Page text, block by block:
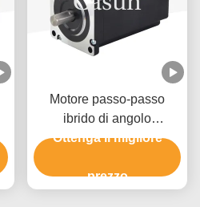
Motore passo-passo
ibrido di angolo
4000mN.M 60x60x98 di
di automazione
Ottenga il migliore
prezzo